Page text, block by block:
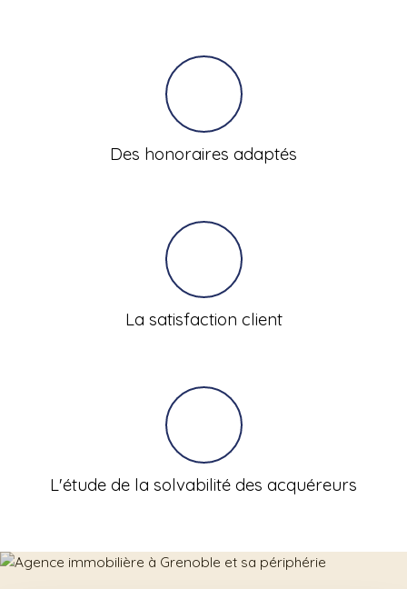
Des honoraires adaptés
La satisfaction client
L'étude de la solvabilité des acquéreurs